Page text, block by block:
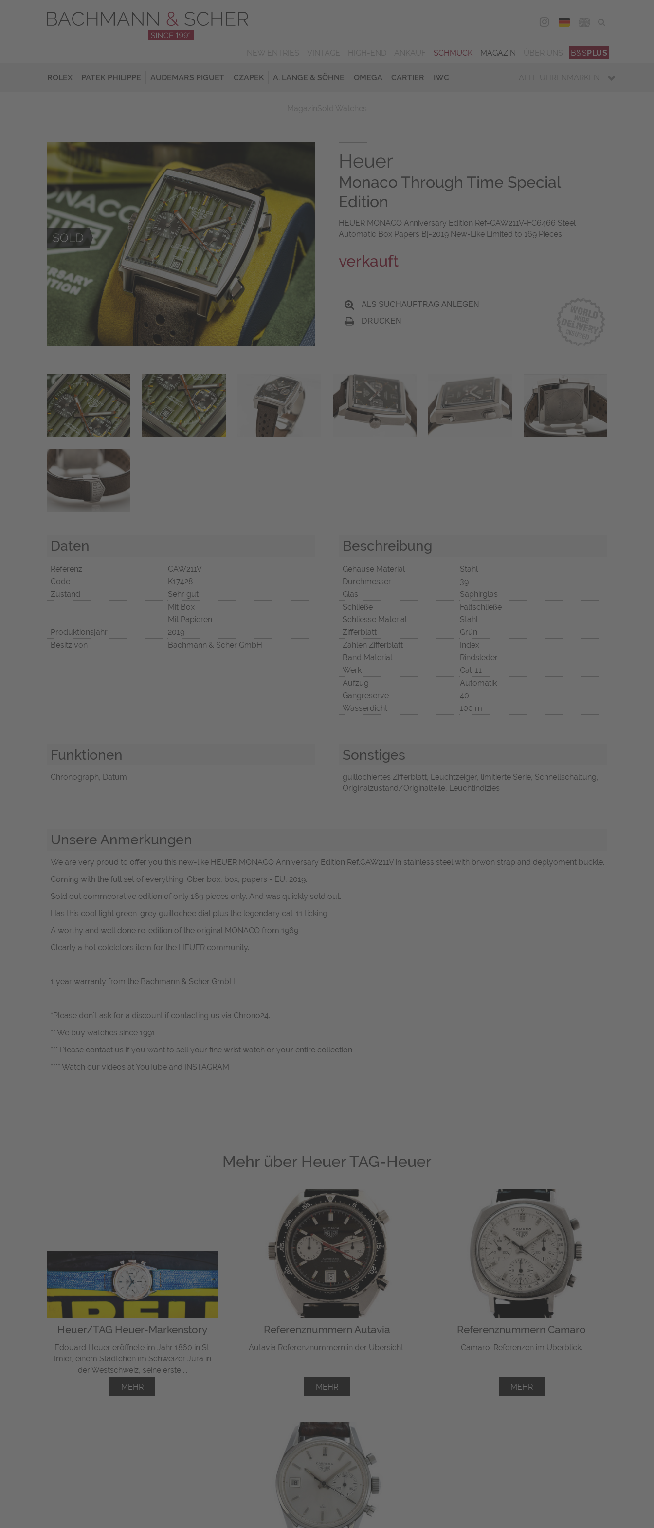
DEU
SCHMUCK MAGAZIN B&SPLUS
ROLEX PATEK PHILIPPE AUDEMARS PIGUET CZAPEK A. LANGE & SÖHNE OMEGA CARTIER IWC ALLE UHRENMARKEN
Heuer
Monaco Through Time Special
Edition
HEUER MONACO Anniversary Edition Ref-CAW211V-FC6466 Steel
Automatic Box Papers Bj-2019 New-Like Limited to 169 Pieces
verkauft
ALS SUCHAUFTRAG ANLEGEN
DRUCKEN
Daten
Referenz
CAW211V
Code
K17428
Zustand
Sehr gut
Mit Box
Mit Papieren
Produktionsjahr
2019
Besitz von
Bachmann & Scher GmbH
Beschreibung
Gehäuse Material
Stahl
Durchmesser
39
Glas
Saphirglas
Schließe
Faltschließe
Schliesse Material
Stahl
Zifferblatt
Grün
Zahlen Zifferblatt
Index
Band Material
Rindsleder
Werk
Cal. 11
Aufzug
Automatik
Gangreserve
40
Wasserdicht
100 m
Funktionen
Chronograph, Datum
Sonstiges
guillochiertes Zifferblatt, Leuchtzeiger, limitierte Serie, Schnellschaltung,
Originalzustand/Originalteile, Leuchtindizies
Unsere Anmerkungen
We are very proud to offer you this new-like HEUER MONACO Anniversary Edition Ref.CAW211V in stainless steel with brwon strap and deplyoment buckle.
Coming with the full set of everything. Ober box, box, papers - EU, 2019.
Sold out commeorative edition of only 169 pieces only. And was quickly sold out.
Has this cool light green-grey guillochee dial plus the legendary cal. 11 ticking.
A worthy and well done re-edition of the original MONACO from 1969.
Clearly a hot colelctors item for the HEUER community.
1 year warranty from the Bachmann & Scher GmbH.
*Please don`t ask for a discount if contacting us via Chrono24.
** We buy watches since 1991.
*** Please contact us if you want to sell your fine wrist watch or your entire collection.
**** Watch our videos at YouTube and INSTAGRAM.
Mehr über Heuer TAG-Heuer
Heuer/TAG Heuer-Markenstory
Edouard Heuer eröffnete im Jahr 1860 in St.
Imier, einem Städtchen im Schweizer Jura in
der Westschweiz, seine erste ...
MEHR
Referenznummern Autavia
Autavia Referenznummern in der Übersicht.
MEHR
Referenznummern Camaro
Camaro-Referenzen im Überblick.
MEHR